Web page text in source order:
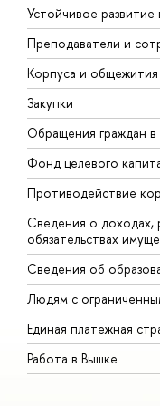
заболеваний
информации"
14:00-15:00
15:00-16:15
"Перспективы
"Генетика
заболеваний""
Модератор:
15:00-16:00
Устойчивое
Преподаватели и
Корпуса и общежития
Закупки
Обращения граждан
Фонд целевого
Противодействие
Сведения о доходах,
обязательствах
Сведения об
Людям с
Единая платежная
Работа в Вышке